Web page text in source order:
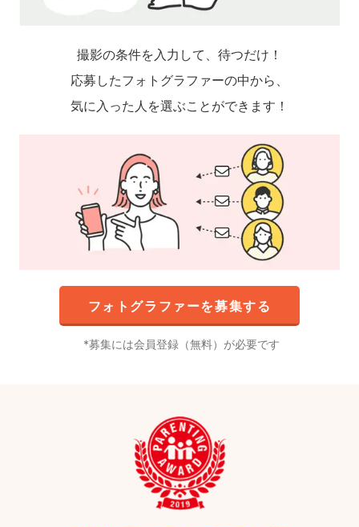
撮影の条件を入力して、待つだけ！
応募したフォトグラファーの中から、
気に入った人を選ぶことができます！
フォトグラファーを募集する
募集には会員登録（無料）が必要です